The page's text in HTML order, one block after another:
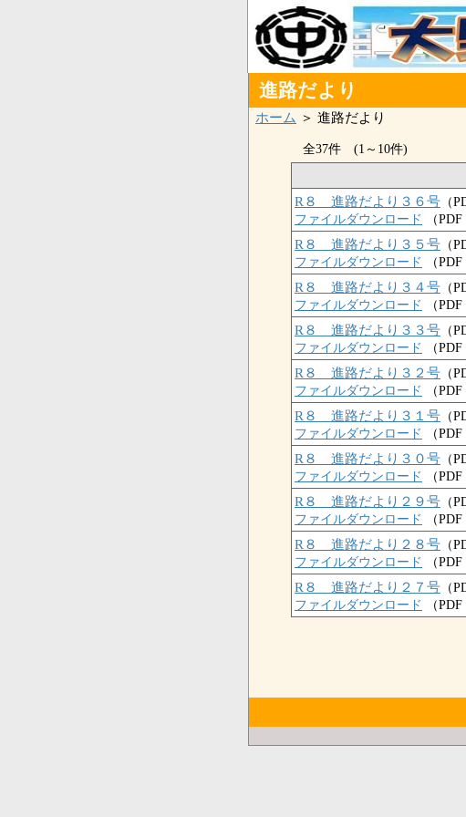
進路だより
ホーム ＞ 進路だより
全37件 (1～10件)
R８ 進路だより３６号 （
ファイルダウンロード
（
R８ 進路だより３５号 （
ファイルダウンロード
（
R８ 進路だより３４号 （
ファイルダウンロード
（
R８ 進路だより３３号 （
ファイルダウンロード
（
R８ 進路だより３２号 （
ファイルダウンロード
（
R８ 進路だより３１号 （
ファイルダウンロード
（
R８ 進路だより３０号 （
ファイルダウンロード
（
R８ 進路だより２９号 （
ファイルダウンロード
（
R８ 進路だより２８号 （
ファイルダウンロード
（
R８ 進路だより２７号 （
ファイルダウンロード
（